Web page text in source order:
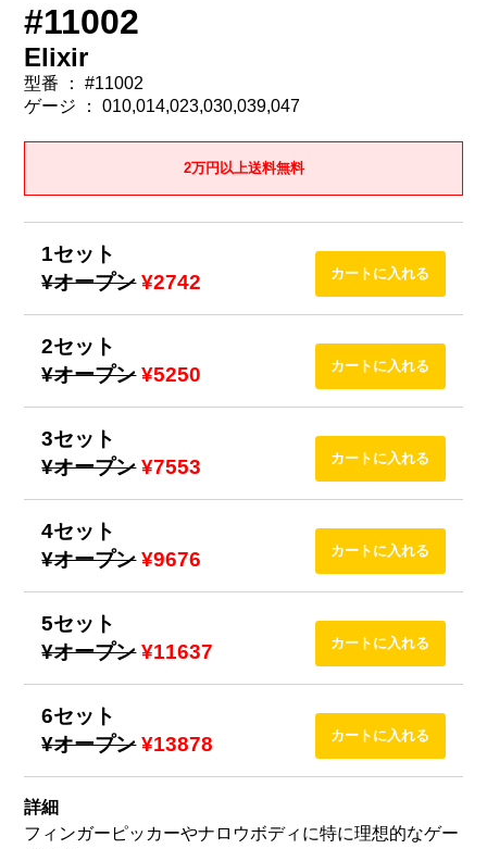
#11002
Elixir
型番 ： #11002
ゲージ ： 010,014,023,030,039,047
2万円以上送料無料
1セット
¥オープン ¥2742
2セット
¥オープン ¥5250
3セット
¥オープン ¥7553
4セット
¥オープン ¥9676
5セット
¥オープン ¥11637
6セット
¥オープン ¥13878
詳細
フィンガーピッカーやナロウボディに特に理想的なゲー